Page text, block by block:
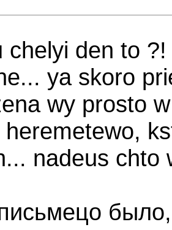
chelyi den to
ya skoro
wy prosto
nadeus chto
было,